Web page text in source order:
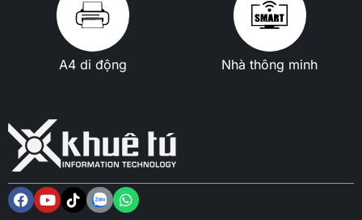
A4 di động Nhà thông minh